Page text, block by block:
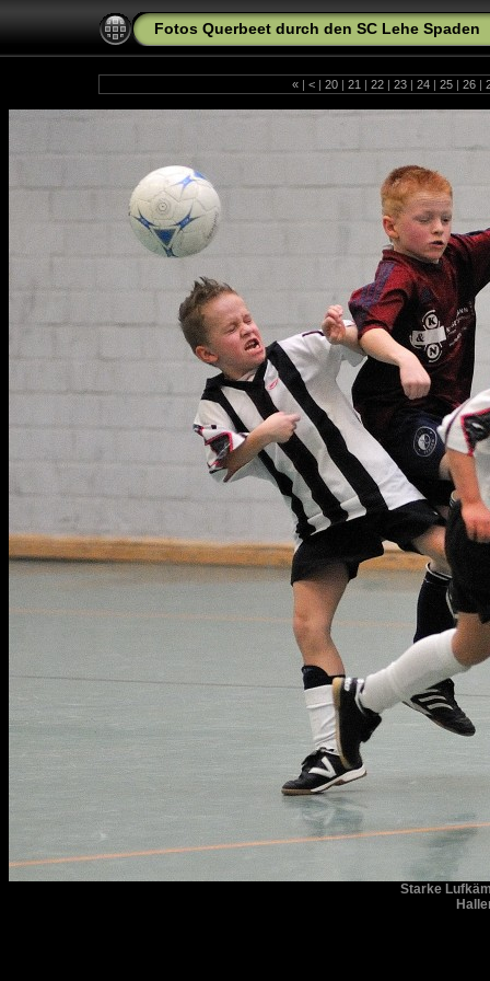
Fotos Querbeet durch den SC Lehe Spaden
« | < | 20 | 21 | 22 | 23 | 24 | 25 | 26 |
Starke